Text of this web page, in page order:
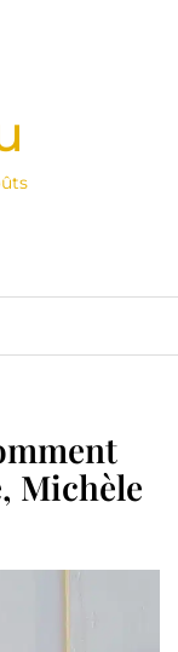
Michèle